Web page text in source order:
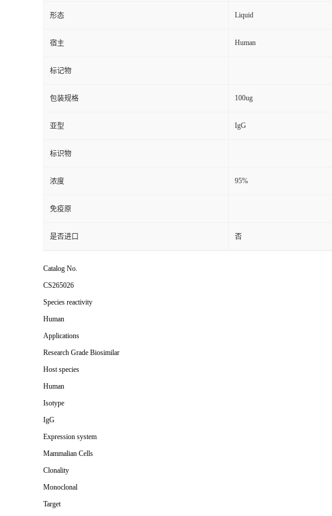
形态 Liquid
宿主 Human
标记物
包装规格 100ug
亚型 IgG
标识物
浓度 95%
免疫原
是否进口 否
Catalog No.
CS265026
Species reactivity
Human
Applications
Research Grade Biosimilar
Host species
Human
Isotype
IgG
Expression system
Mammalian Cells
Clonality
Monoclonal
Target